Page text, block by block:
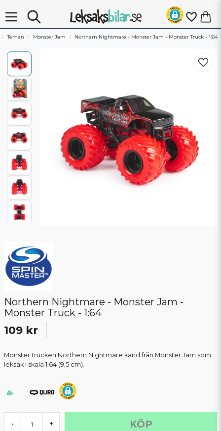
Teman Monster Jam Northern Nightmare - Monster Jam - Monster Truck - 1:64
Northern Nightmare - Monster Jam -
Monster Truck - 1:64
109 kr
Monster trucken Northern Nightmare känd från Monster Jam som
leksak i skala 1:64 (9,5 cm).
- + KÖP